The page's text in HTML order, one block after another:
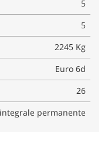
5
5
2245 Kg
Euro 6d
26
integrale permanente